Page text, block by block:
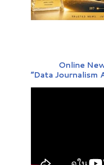
Online
“Data Journalism